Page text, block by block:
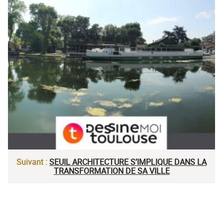
Suivant :SEUIL ARCHITECTURE S’IMPLIQUE DANS LA
TRANSFORMATION DE SA VILLE